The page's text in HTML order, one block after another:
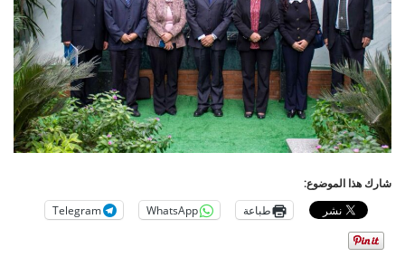
شارك هذا الموضوع:
طباعة WhatsApp
Telegram